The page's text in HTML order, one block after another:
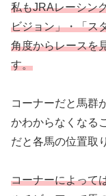
私もJRAレーシン
ビジョン」・「ス
角度からレースを
す。
コーナーだと馬群
かわからなくなる
だと各馬の位置取
コーナーによって